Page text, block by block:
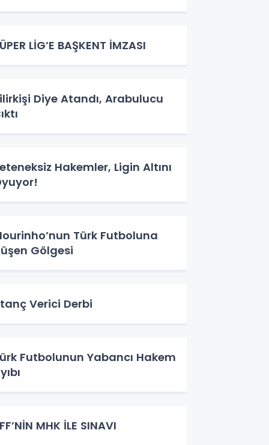
LİG’E BAŞKENT İMZASI
Diye Atandı, Arabulucu
Hakemler, Ligin Altını
Türk Futboluna
Gölgesi
Verici Derbi
Futbolunun Yabancı Hakem
MHK İLE SINAVI